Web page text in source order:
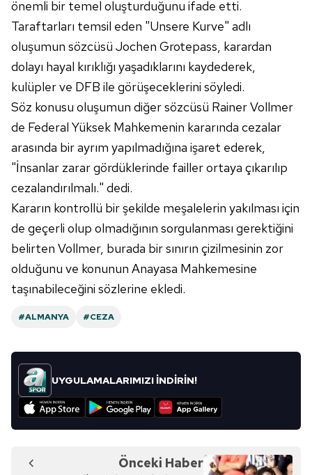
Sitemizde kendimize ve üçüncü kişilere ait çerezler
kullanılmaktadır. Bu çerezler vasıtasıyla çeşitli kişisel
verileriniz işlenmekte olup gerekli olan çerezler bilgi
toplumu hizmetlerinin sunulması amacıyla
kullanılmaktadır. Diğer çerezler, sitemizin daha işlevsel
kılınması ve kişiselleştirilmesi ve sizlere yönelik
reklam/pazarlama faaliyetlerinin yapılması, amaçlarıyla
sınırlı olarak açık rızanız dahilinde kullanılacaktır.
Çerezlere ilişkin tercihlerinizi aşağıda yer alan panel
vasıtasıyla belirleyebilirsiniz. Çerezlere ilişkin detaylı bilgi
Metnimiziziyaret edebilirsiniz.
6698 sayılı Kişisel Verilerin Korunması Kanunu uyarınca
hazırlanmış Aydınlatma Metnimizi okumak ve sitemizde
ilgili mevzuata uygun olarak kullanılan çerezlerle ilgili bilgi
almak için lütfen
önemli bir temel oluşturduğunu ifade etti.
Taraftarları temsil eden "Unsere Kurve" adlı
oluşumun sözcüsü Jochen Grotepass, karardan
dolayı hayal kırıklığı yaşadıklarını kaydederek,
kulüpler ve DFB ile görüşeceklerini söyledi.
Söz konusu oluşumun diğer sözcüsü Rainer Vollmer
de Federal Yüksek Mahkemenin kararında cezalar
arasında bir ayrım yapılmadığına işaret ederek,
"İnsanlar zarar gördüklerinde failler ortaya çıkarılıp
cezalandırılmalı." dedi.
Kararın kontrollü bir şekilde meşalelerin yakılması için
de geçerli olup olmadığının sorgulanması gerektiğini
belirten Vollmer, burada bir sınırın çizilmesinin zor
olduğunu ve konunun Anayasa Mahkemesine
taşınabileceğini sözlerine ekledi.
#ALMANYA #CEZA
UYGULAMALARIMIZI İNDİRİN!
Önceki Haber